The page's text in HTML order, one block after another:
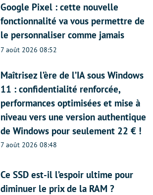
Google Pixel : cette nouvelle
fonctionnalité va vous permettre de
le personnaliser comme jamais
7 août 2026 08:52
Maîtrisez l’ère de l’IA sous Windows
11 : confidentialité renforcée,
performances optimisées et mise à
niveau vers une version authentique
de Windows pour seulement 22 € !
7 août 2026 08:48
Ce SSD est-il l’espoir ultime pour
diminuer le prix de la RAM ?